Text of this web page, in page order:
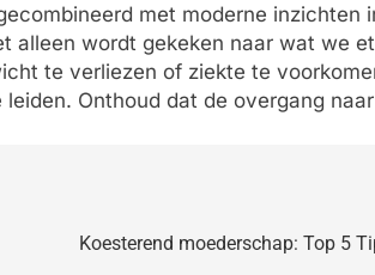
met moderne inzichten
alleen wordt gekeken naar wat we
te verliezen of ziekte te
Onthoud dat de overgang
Koesterend moederschap: Top 5